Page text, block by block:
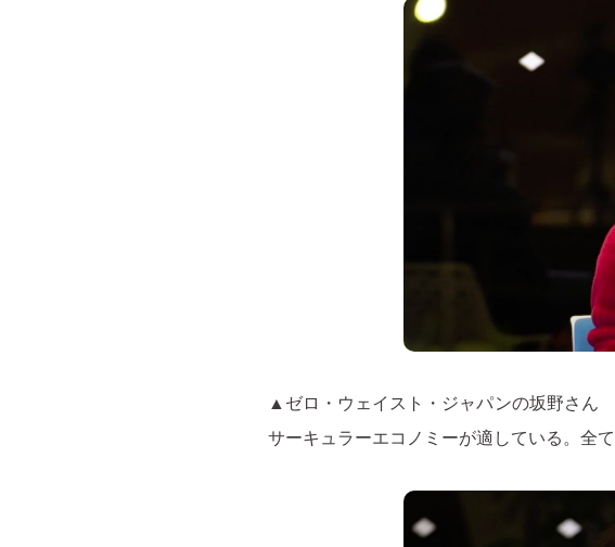
▲ゼロ・ウェイスト・ジャパンの坂野さん
サーキュラーエコノミーが適している。全